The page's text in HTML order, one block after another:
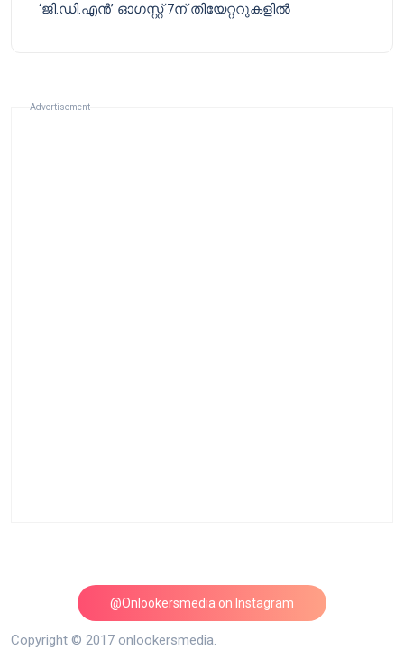
‘ജി.ഡി.എൻ’ ഓഗസ്റ്റ് 7ന് തിയേറ്ററുകളിൽ
Advertisement
@Onlookersmedia on Instagram
Follow on Instagram
Copyright © 2017 onlookersmedia.